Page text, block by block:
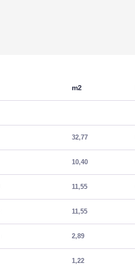
m2
32,77
10,40
11,55
11,55
2,89
1,22